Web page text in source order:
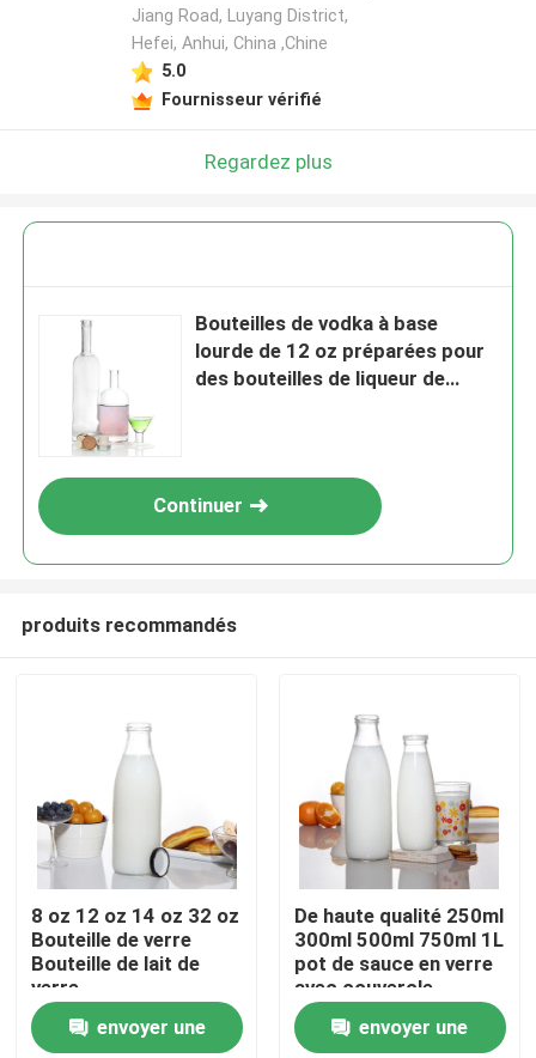
Produits
A propos de nous
Jiang Road, Luyang District,
Hefei, Anhui, China ,Chine
5.0
Fournisseur vérifié
Regardez plus
Bouteilles de vodka à base
lourde de 12 oz préparées pour
des bouteilles de liqueur de
Continuer
produits recommandés
8 oz 12 oz 14 oz 32 oz
Bouteille de verre
Bouteille de lait de
verre
envoyer une
De haute qualité 250ml
300ml 500ml 750ml 1L
pot de sauce en verre
avec couvercle
métallique avec
couvercle en plastique
envoyer une